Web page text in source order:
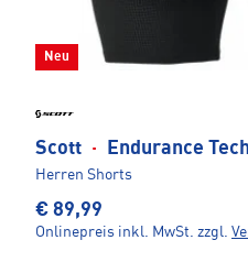
Neu
Scott · Endurance
Herren Shorts
€ 89,99
Onlinepreis inkl. MwSt. zzgl.